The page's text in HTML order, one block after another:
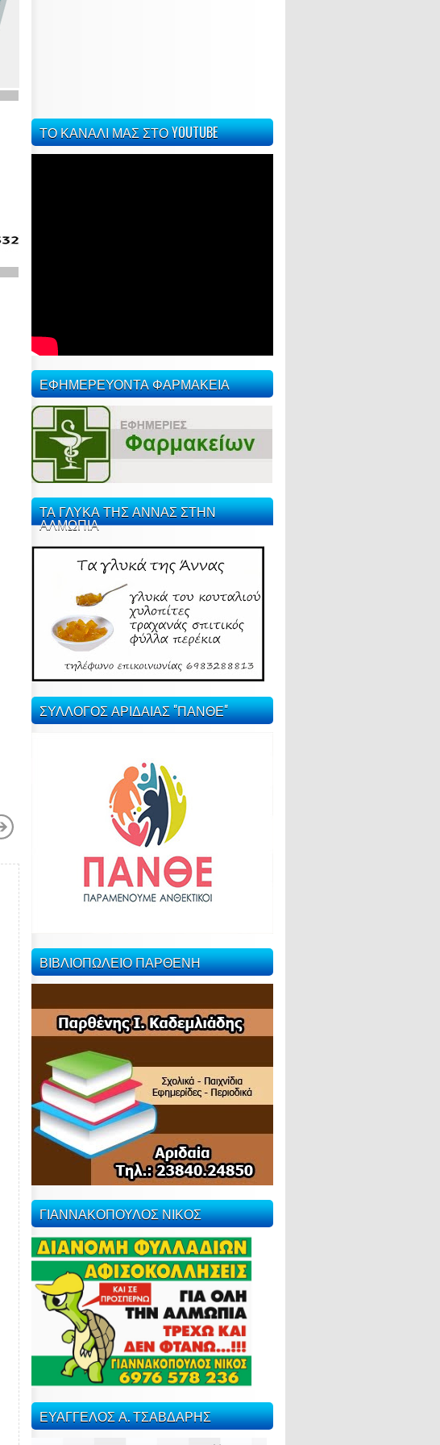
ΤΟ ΚΑΝΑΛΙ ΜΑΣ ΣΤΟ YOUTUBE
ΕΦΗΜΕΡΕΥΟΝΤΑ ΦΑΡΜΑΚΕΙΑ
ΤΑ ΓΛΥΚΑ ΤΗΣ ΑΝΝΑΣ ΣΤΗΝ
ΑΛΜΩΠΙΑ
ΣΥΛΛΟΓΟΣ ΑΡΙΔΑΙΑΣ "ΠΑΝΘΕ"
ΒΙΒΛΙΟΠΩΛΕΙΟ ΠΑΡΘΕΝΗ
ΓΙΑΝΝΑΚΟΠΟΥΛΟΣ ΝΙΚΟΣ
ΕΥΑΓΓΕΛΟΣ Α. ΤΣΑΒΔΑΡΗΣ